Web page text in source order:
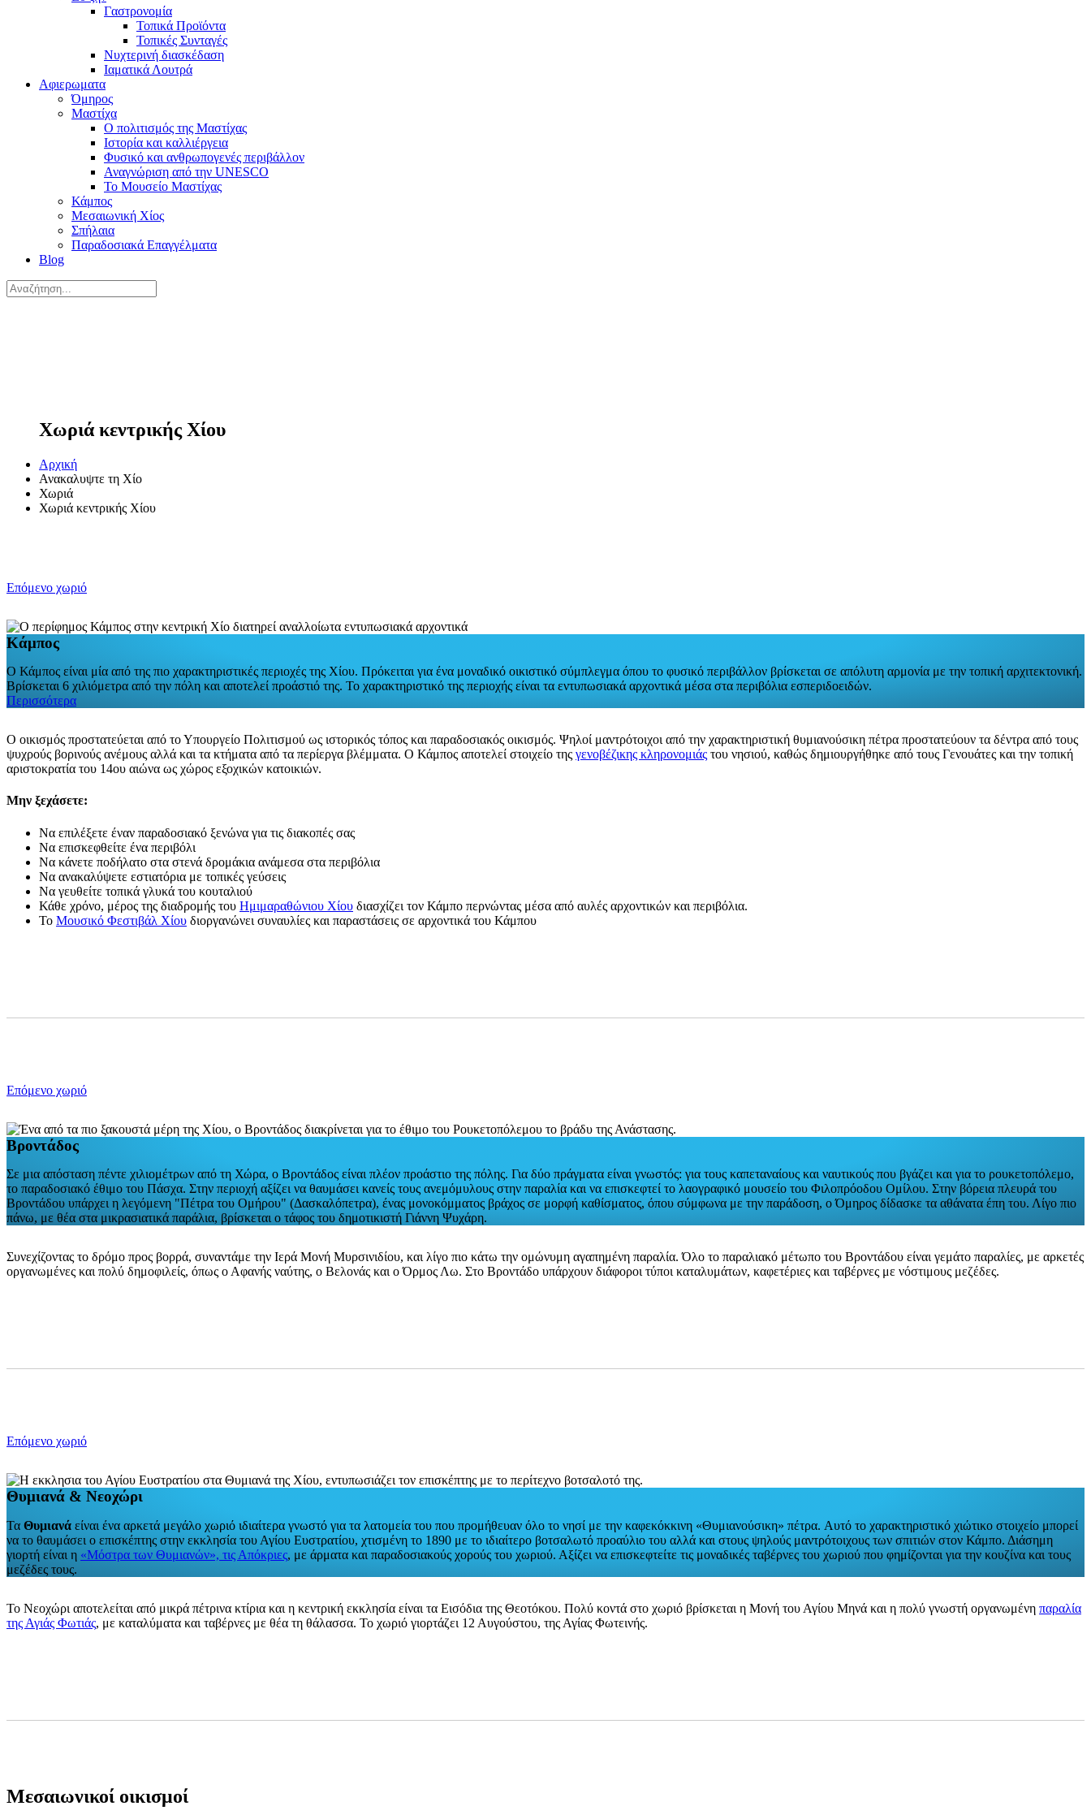
Γαστρονομία
Τοπικά Προϊόντα
Τοπικές Συνταγές
Νυχτερινή διασκέδαση
Ιαματικά Λουτρά
Αφιερωματα
Όμηρος
Μαστίχα
Ο πολιτισμός της Μαστίχας
Ιστορία και καλλιέργεια
Φυσικό και ανθρωπογενές περιβάλλον
Αναγνώριση από την UNESCO
Το Μουσείο Μαστίχας
Κάμπος
Μεσαιωνική Χίος
Σπήλαια
Παραδοσιακά Επαγγέλματα
Blog
Χωριά κεντρικής Χίου
Αρχική
Ανακαλυψτε τη Χίο
Χωριά
Χωριά κεντρικής Χίου
Επόμενο χωριό
Κάμπος
Ο Κάμπος είναι μία από της πιο χαρακτηριστικές περιοχές της Χίου. Πρόκειται για ένα μοναδικό οικιστικό σύμπλεγμα όπου το φυσικό περιβάλλον βρίσκεται σε απόλυτη αρμονία με την τοπική αρχιτεκτονική.
Βρίσκεται 6 χιλιόμετρα από την πόλη και αποτελεί προάστιό της. Το χαρακτηριστικό της περιοχής είναι τα εντυπωσιακά αρχοντικά μέσα στα περιβόλια εσπεριδοειδών.
Περισσότερα
Ο οικισμός προστατεύεται από το Υπουργείο Πολιτισμού ως ιστορικός τόπος και παραδοσιακός οικισμός. Ψηλοί μαντρότοιχοι από την χαρακτηριστική θυμιανούσικη πέτρα προστατεύουν τα δέντρα από τους
ψυχρούς βορινούς ανέμους αλλά και τα κτήματα από τα περίεργα βλέμματα. Ο Κάμπος αποτελεί στοιχείο της γενοβέζικης κληρονομιάς του νησιού, καθώς δημιουργήθηκε από τους Γενουάτες και την τοπική
αριστοκρατία του 14ου αιώνα ως χώρος εξοχικών κατοικιών.
Μην ξεχάσετε:
Να επιλέξετε έναν παραδοσιακό ξενώνα για τις διακοπές σας
Να επισκεφθείτε ένα περιβόλι
Να κάνετε ποδήλατο στα στενά δρομάκια ανάμεσα στα περιβόλια
Να ανακαλύψετε εστιατόρια με τοπικές γεύσεις
Να γευθείτε τοπικά γλυκά του κουταλιού
Κάθε χρόνο, μέρος της διαδρομής του Ημιμαραθώνιου Χίου διασχίζει τον Κάμπο περνώντας μέσα από αυλές αρχοντικών και περιβόλια.
Το Μουσικό Φεστιβάλ Χίου διοργανώνει συναυλίες και παραστάσεις σε αρχοντικά του Κάμπου
Επόμενο χωριό
Βροντάδος
Σε μια απόσταση πέντε χιλιομέτρων από τη Χώρα, ο Βροντάδος είναι πλέον προάστιο της πόλης. Για δύο πράγματα είναι γνωστός: για τους καπεταναίους και ναυτικούς που βγάζει και για το ρουκετοπόλεμο,
το παραδοσιακό έθιμο του Πάσχα. Στην περιοχή αξίζει να θαυμάσει κανείς τους ανεμόμυλους στην παραλία και να επισκεφτεί το λαογραφικό μουσείο του Φιλοπρόοδου Ομίλου. Στην βόρεια πλευρά του
Βροντάδου υπάρχει η λεγόμενη "Πέτρα του Ομήρου" (Δασκαλόπετρα), ένας μονοκόμματος βράχος σε μορφή καθίσματος, όπου σύμφωνα με την παράδοση, ο Όμηρος δίδασκε τα αθάνατα έπη του. Λίγο πιο
πάνω, με θέα στα μικρασιατικά παράλια, βρίσκεται ο τάφος του δημοτικιστή Γιάννη Ψυχάρη.
Συνεχίζοντας το δρόμο προς βορρά, συναντάμε την Ιερά Μονή Μυρσινιδίου, και λίγο πιο κάτω την ομώνυμη αγαπημένη παραλία. Όλο το παραλιακό μέτωπο του Βροντάδου είναι γεμάτο παραλίες, με αρκετές
οργανωμένες και πολύ δημοφιλείς, όπως ο Αφανής ναύτης, ο Βελονάς και ο Όρμος Λω. Στο Βροντάδο υπάρχουν διάφοροι τύποι καταλυμάτων, καφετέριες και ταβέρνες με νόστιμους μεζέδες.
Επόμενο χωριό
Θυμιανά & Νεοχώρι
Τα Θυμιανά είναι ένα αρκετά μεγάλο χωριό ιδιαίτερα γνωστό για τα λατομεία του που προμήθευαν όλο το νησί με την καφεκόκκινη «Θυμιανούσικη» πέτρα. Αυτό το χαρακτηριστικό χιώτικο στοιχείο μπορεί
να το θαυμάσει ο επισκέπτης στην εκκλησία του Αγίου Ευστρατίου, χτισμένη το 1890 με το ιδιαίτερο βοτσαλωτό προαύλιο του αλλά και στους ψηλούς μαντρότοιχους των σπιτιών στον Κάμπο. Διάσημη
γιορτή είναι η «Μόστρα των Θυμιανών», τις Απόκριες, με άρματα και παραδοσιακούς χορούς του χωριού. Αξίζει να επισκεφτείτε τις μοναδικές ταβέρνες του χωριού που φημίζονται για την κουζίνα και τους
μεζέδες τους.
Το Νεοχώρι αποτελείται από μικρά πέτρινα κτίρια και η κεντρική εκκλησία είναι τα Εισόδια της Θεοτόκου. Πολύ κοντά στο χωριό βρίσκεται η Μονή του Αγίου Μηνά και η πολύ γνωστή οργανωμένη παραλία
της Αγιάς Φωτιάς, με καταλύματα και ταβέρνες με θέα τη θάλασσα. Το χωριό γιορτάζει 12 Αυγούστου, της Αγίας Φωτεινής.
Μεσαιωνικοί οικισμοί